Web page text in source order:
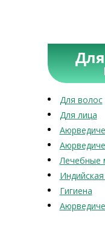
Для волос
Для лица
Лечебные
Гигиена